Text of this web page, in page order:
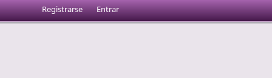
Registrarse Entrar